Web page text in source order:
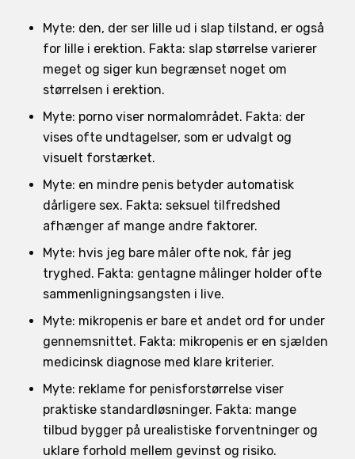
Myte: den, der ser lille ud i slap tilstand, er også
for lille i erektion. Fakta: slap størrelse varierer
meget og siger kun begrænset noget om
størrelsen i erektion.
Myte: porno viser normalområdet. Fakta: der
vises ofte undtagelser, som er udvalgt og
visuelt forstærket.
Myte: en mindre penis betyder automatisk
dårligere sex. Fakta: seksuel tilfredshed
afhænger af mange andre faktorer.
Myte: hvis jeg bare måler ofte nok, får jeg
tryghed. Fakta: gentagne målinger holder ofte
sammenligningsangsten i live.
Myte: mikropenis er bare et andet ord for under
gennemsnittet. Fakta: mikropenis er en sjælden
medicinsk diagnose med klare kriterier.
Myte: reklame for penisforstørrelse viser
praktiske standardløsninger. Fakta: mange
tilbud bygger på urealistiske forventninger og
uklare forhold mellem gevinst og risiko.